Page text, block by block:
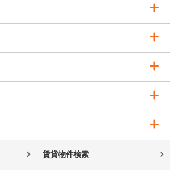
賃貸物件検索